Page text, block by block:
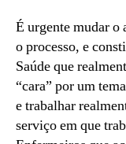
É urgente mudar o
o processo, e
Saúde que
“cara” por um
e trabalhar
serviço em que